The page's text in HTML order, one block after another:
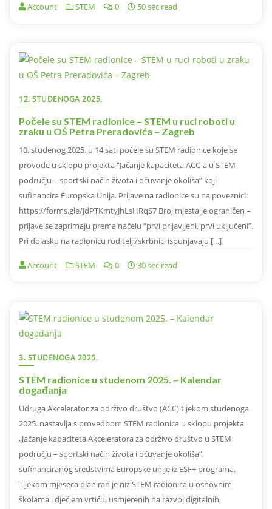
Account STEM 0 50 sec read
12. STUDENOGA 2025.
Počele su STEM radionice – STEM u ruci roboti u
zraku u OŠ Petra Preradovića – Zagreb
10. studenog 2025. u 14 sati počele su STEM radionice koje se
provode u sklopu projekta “Jačanje kapaciteta ACC-a u STEM
području – sportski način života i očuvanje okoliša” koji
sufinancira Europska Unija. Prijave na radionice su na poveznici:
https://forms.gle/jdPTKmtyJhLsHRqS7 Broj mjesta je ograničen –
prijave se zaprimaju prema načelu “prvi prijavljeni, prvi uključeni”.
Pri dolasku na radionicu roditelji/skrbnici ispunjavaju […]
Account STEM 0 30 sec read
3. STUDENOGA 2025.
STEM radionice u studenom 2025. – Kalendar
događanja
Udruga Akcelerator za održivo društvo (ACC) tijekom studenoga
2025. nastavlja s provedbom STEM radionica u sklopu projekta
„Jačanje kapaciteta Akceleratora za održivo društvo u STEM
području – sportski način života i očuvanje okoliša“,
sufinanciranog sredstvima Europske unije iz ESF+ programa.
Tijekom mjeseca planiran je niz STEM radionica u osnovnim
školama i dječjem vrtiću, usmjerenih na razvoj digitalnih,